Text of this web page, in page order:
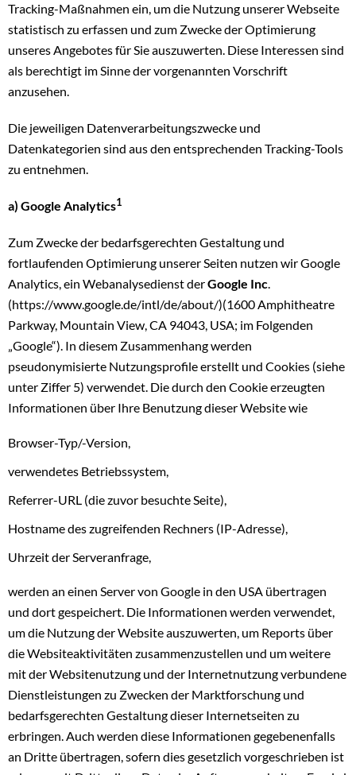
Tracking-Maßnahmen ein, um die Nutzung unserer Webseite
statistisch zu erfassen und zum Zwecke der Optimierung
unseres Angebotes für Sie auszuwerten. Diese Interessen sind
als berechtigt im Sinne der vorgenannten Vorschrift
anzusehen.
Die jeweiligen Datenverarbeitungszwecke und
Datenkategorien sind aus den entsprechenden Tracking-Tools
zu entnehmen.
a) Google Analytics1
Zum Zwecke der bedarfsgerechten Gestaltung und
fortlaufenden Optimierung unserer Seiten nutzen wir Google
Analytics, ein Webanalysedienst derGoogle Inc.
(https://www.google.de/intl/de/about/)(1600 Amphitheatre
Parkway, Mountain View, CA 94043, USA; im Folgenden
„Google“). In diesem Zusammenhang werden
pseudonymisierte Nutzungsprofile erstellt und Cookies (siehe
unter Ziffer 5) verwendet. Die durch den Cookie erzeugten
Informationen über Ihre Benutzung dieser Website wie
Browser-Typ/-Version,
verwendetes Betriebssystem,
Referrer-URL (die zuvor besuchte Seite),
Hostname des zugreifenden Rechners (IP-Adresse),
Uhrzeit der Serveranfrage,
werden an einen Server von Google in den USA übertragen
und dort gespeichert. Die Informationen werden verwendet,
um die Nutzung der Website auszuwerten, um Reports über
die Websiteaktivitäten zusammenzustellen und um weitere
mit der Websitenutzung und der Internetnutzung verbundene
Dienstleistungen zu Zwecken der Marktforschung und
bedarfsgerechten Gestaltung dieser Internetseiten zu
erbringen. Auch werden diese Informationen gegebenenfalls
an Dritte übertragen, sofern dies gesetzlich vorgeschrieben ist